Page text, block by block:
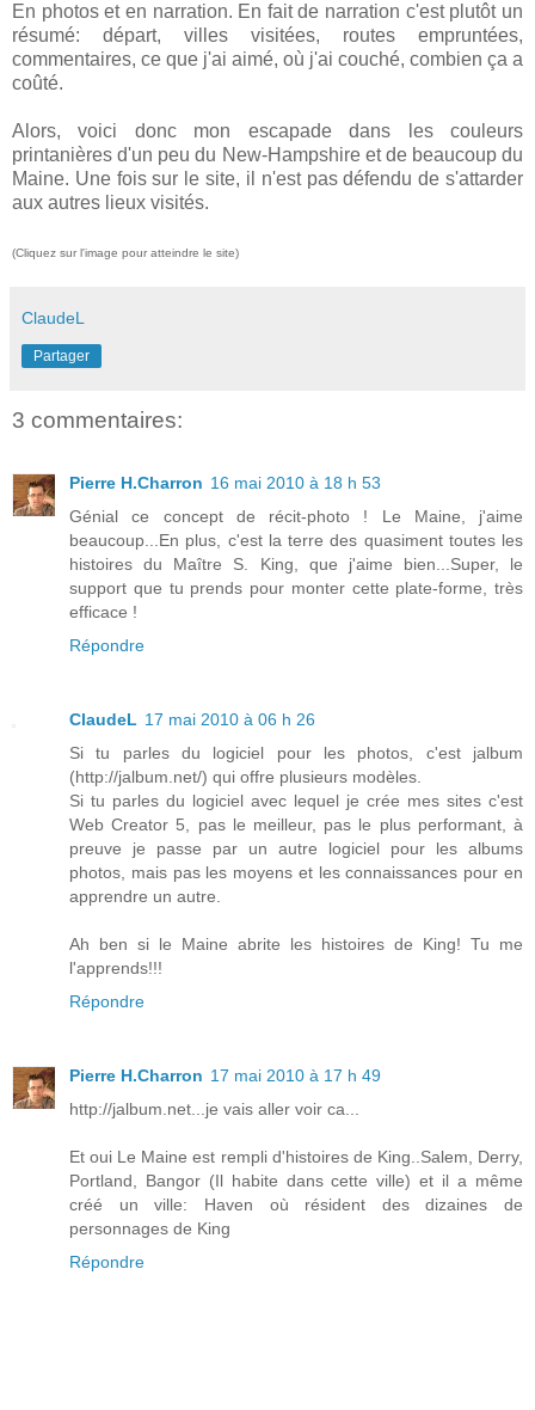
En photos et en narration. En fait de narration c'est plutôt un
résumé: départ, villes visitées, routes empruntées,
commentaires, ce que j'ai aimé, où j'ai couché, combien ça a
coûté.
Alors, voici donc mon escapade dans les couleurs
printanières d'un peu du New-Hampshire et de beaucoup du
Maine. Une fois sur le site, il n'est pas défendu de s'attarder
aux autres lieux visités.
(Cliquez sur l'image pour atteindre le site)
ClaudeL
Partager
3 commentaires:
Pierre H.Charron 16 mai 2010 à 18 h 53
Génial ce concept de récit-photo ! Le Maine, j'aime
beaucoup...En plus, c'est la terre des quasiment toutes les
histoires du Maître S. King, que j'aime bien...Super, le
support que tu prends pour monter cette plate-forme, très
efficace !
Répondre
ClaudeL 17 mai 2010 à 06 h 26
Si tu parles du logiciel pour les photos, c'est jalbum
(http://jalbum.net/) qui offre plusieurs modèles.
Si tu parles du logiciel avec lequel je crée mes sites c'est
Web Creator 5, pas le meilleur, pas le plus performant, à
preuve je passe par un autre logiciel pour les albums
photos, mais pas les moyens et les connaissances pour en
apprendre un autre.
Ah ben si le Maine abrite les histoires de King! Tu me
l'apprends!!!
Répondre
Pierre H.Charron 17 mai 2010 à 17 h 49
http://jalbum.net...je vais aller voir ca...
Et oui Le Maine est rempli d'histoires de King..Salem, Derry,
Portland, Bangor (Il habite dans cette ville) et il a même
créé un ville: Haven où résident des dizaines de
personnages de King
Répondre